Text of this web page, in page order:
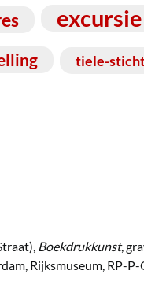
excursie
tiele-
Boekdrukkunst,
Rijksmuseum, RP-